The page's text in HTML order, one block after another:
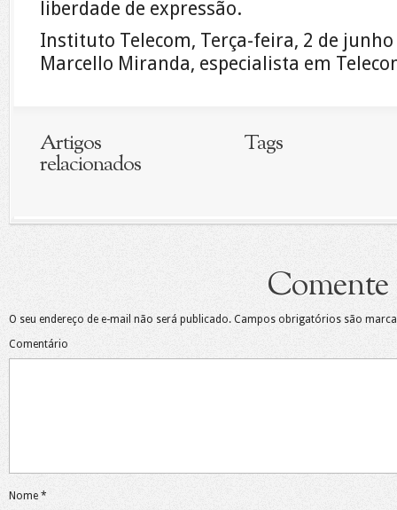
liberdade de expressão.
Instituto Telecom, Terça-feira, 2 de junho
Marcello Miranda, especialista em
Artigos
relacionados
Tags
Comente
O seu endereço de e-mail não será publicado. Campos obrigatórios são
Comentário
Nome *